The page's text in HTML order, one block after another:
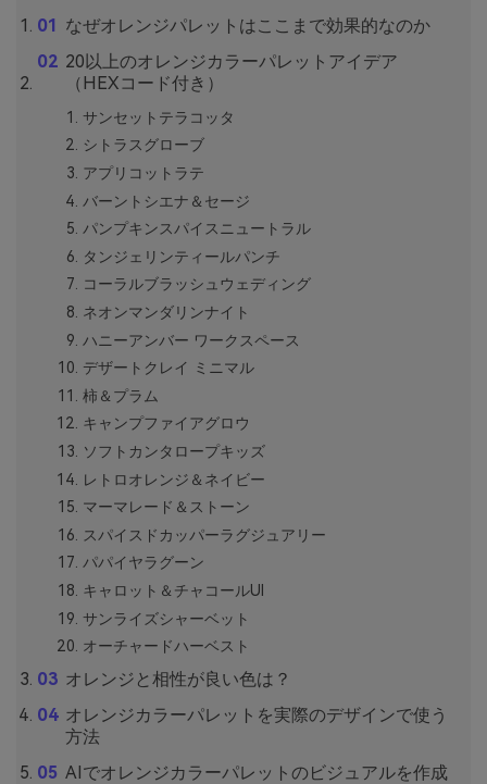
なぜオレンジパレットはここまで効果的なのか
20以上のオレンジカラーパレットアイデア
（HEXコード付き）
サンセットテラコッタ
シトラスグローブ
アプリコットラテ
バーントシエナ＆セージ
パンプキンスパイスニュートラル
タンジェリンティールパンチ
コーラルブラッシュウェディング
ネオンマンダリンナイト
ハニーアンバー ワークスペース
デザートクレイ ミニマル
柿＆プラム
キャンプファイアグロウ
ソフトカンタロープキッズ
レトロオレンジ＆ネイビー
マーマレード＆ストーン
スパイスドカッパーラグジュアリー
パパイヤラグーン
キャロット＆チャコールUI
サンライズシャーベット
オーチャードハーベスト
オレンジと相性が良い色は？
オレンジカラーパレットを実際のデザインで使う
方法
AIでオレンジカラーパレットのビジュアルを作成